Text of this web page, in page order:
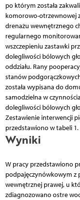
po którym została
komorowo-otrzewnowej
drenażu wewnętrznego
regularnego
wszczepieniu zastawki
dolegliwości bólowych
oddziału. Rany
stanów
została wypisana do
samodzielna w
dolegliwości bólowych
Zestawienie interwencji
przedstawiono w tabeli 1.
Wyniki
W pracy przedstawiono
podpajęczynówkowym z
wewnętrznej prawej, u
zdiagnozowano ostre